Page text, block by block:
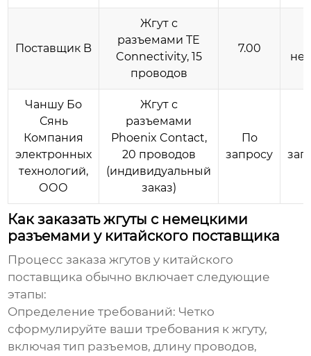
Поставщик B
Жгут с
разъемами TE
Connectivity, 15
проводов
7.00
Чаншу Бо
Сянь
Компания
электронных
технологий,
ООО
Жгут с
разъемами
Phoenix Contact,
20 проводов
(индивидуальный
заказ)
По
запросу
Как заказать жгуты с немецкими
разъемами у китайского поставщика
Процесс заказажгутов у китайского
поставщика обычно включает следующие
этапы:
Определение требований: Четко
сформулируйте ваши требования кжгуту,
включая тип разъемов, длину проводов,